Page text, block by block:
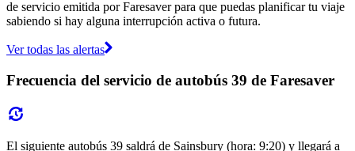
de servicio emitida por Faresaver para que puedas planificar tu viaje
sabiendo si hay alguna interrupción activa o futura.
Ver todas las alertas
Frecuencia del servicio de autobús 39 de Faresaver
El siguiente autobús 39 saldrá de Sainsbury (hora: 9:20) y llegará a